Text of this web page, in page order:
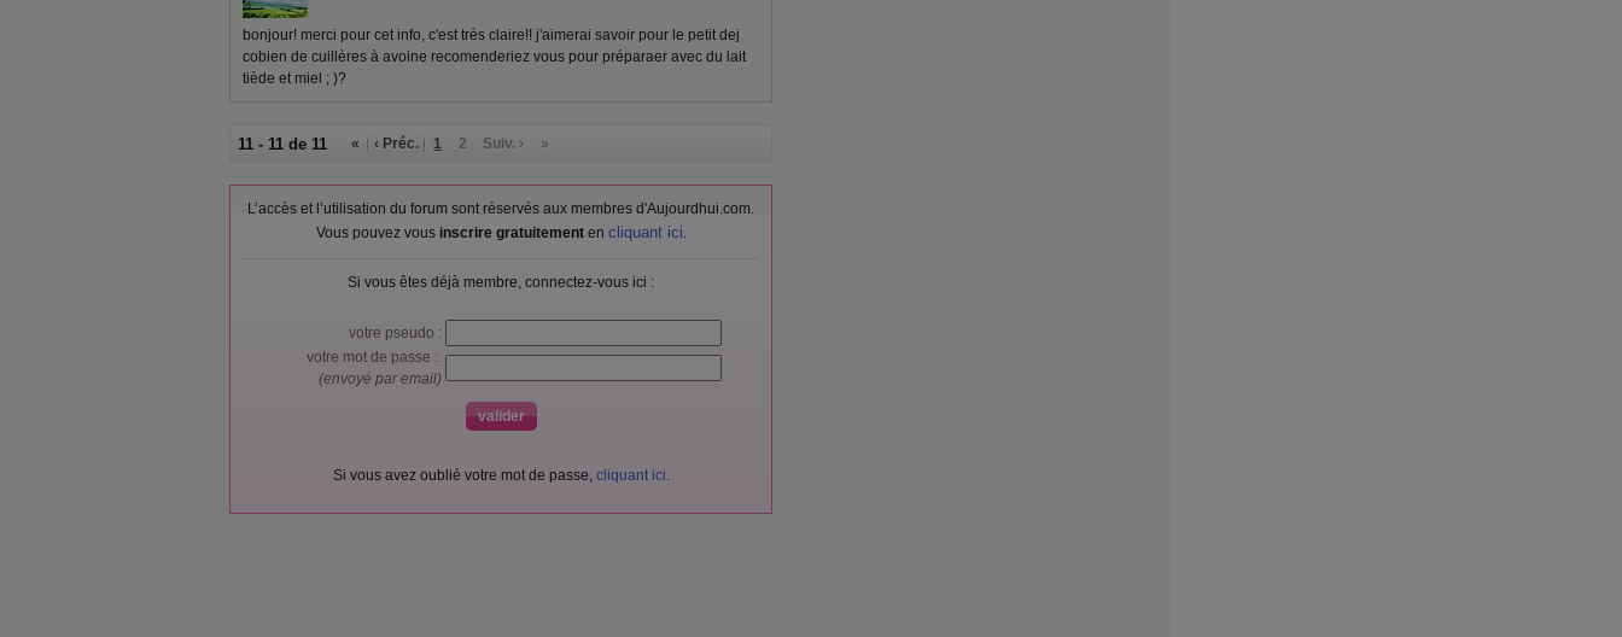
bonjour! merci pour cet info, c'est très claire!! j'aimerai savoir pour le petit dej
cobien de cuillères à avoine recomenderiez vous pour préparaer avec du lait
tiède et miel ; )?
11 - 11 de 11 « ‹ Préc. 1 2 Suiv. › »
L’accès et l’utilisation du forum sont réservés aux membres d'Aujourdhui.com.
Vous pouvez vous inscrire gratuitementen cliquant ici.
Si vous êtes déjà membre, connectez-vous ici :
votre pseudo :
votre mot de passe :
(envoyé par email)
Si vous avez oublié votre mot de passe, cliquant ici.